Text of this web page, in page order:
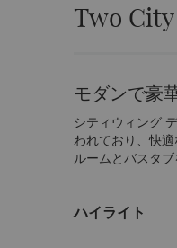
Two
モダンで豪
シティウィング
われており、快
ルームとバスタブ
ハイライト